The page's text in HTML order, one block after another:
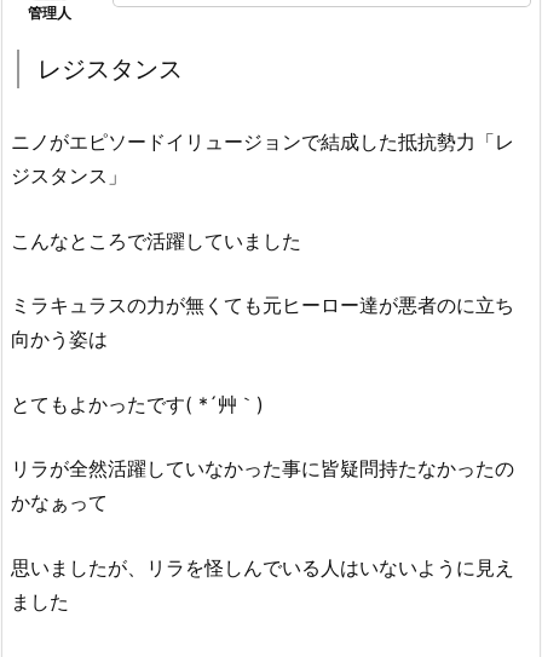
レジスタンス
ニノがエピソードイリュージョンで結成した抵抗勢力「レ
ジスタンス」
こんなところで活躍していました
ミラキュラスの力が無くても元ヒーロー達が悪者のに立ち
向かう姿は
とてもよかったです( *´艸｀)
リラが全然活躍していなかった事に皆疑問持たなかったの
かなぁって
思いましたが、リラを怪しんでいる人はいないように見え
ました